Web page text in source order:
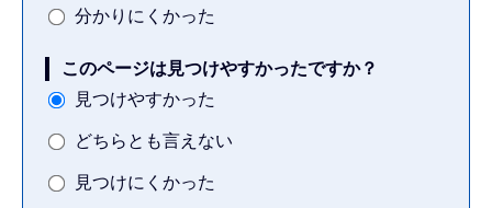
分かりにくかった
このページは見つけやすかったですか？
見つけやすかった
どちらとも言えない
見つけにくかった